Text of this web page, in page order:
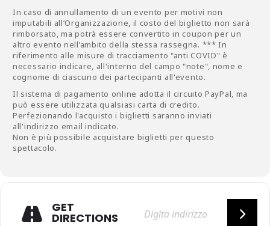
In caso di annullamento di un evento per motivi non
imputabili all’Organizzazione, il costo del biglietto non sarà
rimborsato, ma potrà essere convertito in coupon per un
altro evento nell’ambito della stessa rassegna. *** In
riferimento alle misure di tracciamento "anti COVID" è
necessario indicare, all'interno del campo "note", nome e
cognome di ciascuno dei partecipanti all'evento.
Il sistema di pagamento online adotta il circuito PayPal, ma
può essere utilizzata qualsiasi carta di credito.
Perfezionando l'acquisto i biglietti saranno inviati
all'indirizzo email indicato.
Non è più possibile acquistare biglietti per questo
spettacolo.
GET
DIRECTIONS